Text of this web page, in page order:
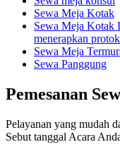
Sewa Meja Kotak
Sewa Meja Kotak
menerapkan
Sewa Meja
Sewa Panggung
Pemesanan
Pelayanan yang mudah
Sebut tanggal Acara